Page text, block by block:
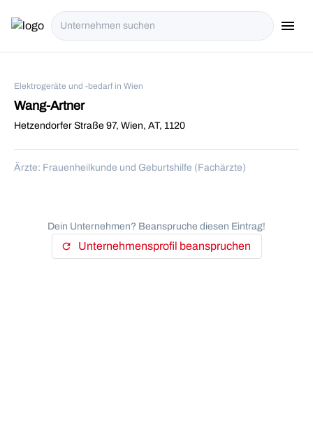
menu
Elektrogeräte und -bedarf in Wien
Wang-Artner
Hetzendorfer Straße 97, Wien, AT, 1120
Ärzte: Frauenheilkunde und Geburtshilfe (Fachärzte)
Dein Unternehmen? Beanspruche diesen Eintrag!
refresh Unternehmensprofil beanspruchen